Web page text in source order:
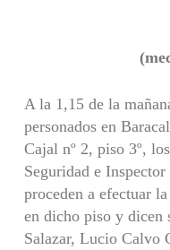
A la 1,15 de la
personados en
Cajal nº 2, piso 3º,
Seguridad e
proceden a efectuar
en dicho piso y dicen
Salazar, Lucio Calvo